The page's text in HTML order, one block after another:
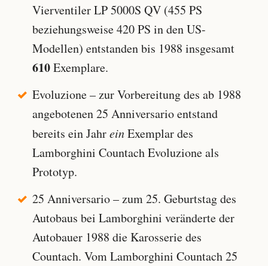
Vierventiler LP 5000S QV (455 PS
beziehungsweise 420 PS in den US-
Modellen) entstanden bis 1988 insgesamt
610Exemplare.
Evoluzione – zur Vorbereitung des ab 1988
angebotenen 25 Anniversario entstand
bereits ein JahreinExemplar des
Lamborghini Countach Evoluzione als
Prototyp.
25 Anniversario – zum 25. Geburtstag des
Autobaus bei Lamborghini veränderte der
Autobauer 1988 die Karosserie des
Countach. Vom Lamborghini Countach 25